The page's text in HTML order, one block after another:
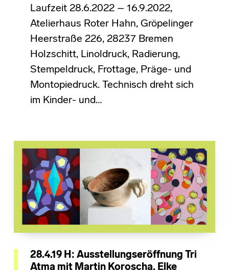
Laufzeit 28.6.2022 – 16.9.2022,
Atelierhaus Roter Hahn, Gröpelinger
Heerstraße 226, 28237 Bremen
Holzschitt, Linoldruck, Radierung,
Stempeldruck, Frottage, Präge- und
Montopiedruck. Technisch dreht sich
im Kinder- und…
28.4.19 H: Ausstellungseröffnung Tri
Atma mit Martin Koroscha, Elke